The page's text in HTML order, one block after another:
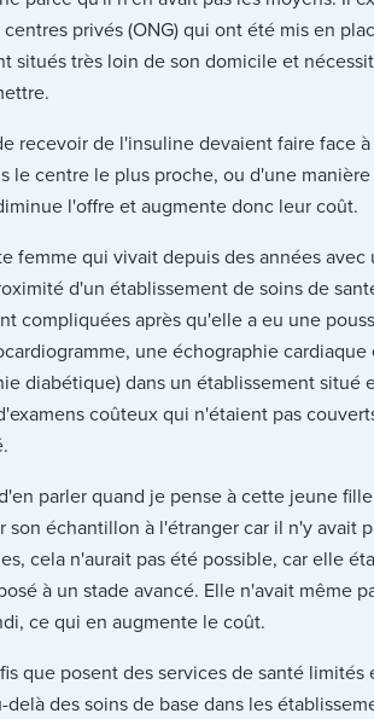
privés (ONG) qui ont été mis en
situés très loin de son domicile et
recevoir de l'insuline devaient faire face
le centre le plus proche, ou d'une
l'offre et augmente donc leur coût.
femme qui vivait depuis des années
d'un établissement de soins de
compliquées après qu'elle a eu une
une échographie
diabétique) dans un établissement situé
coûteux qui n'étaient pas
parler quand je pense à cette jeune
échantillon à l'étranger car il n'y avait
cela n'aurait pas été possible, car elle
à un stade avancé. Elle n'avait même
ce qui en augmente le coût.
que posent des services de santé
des soins de base dans les